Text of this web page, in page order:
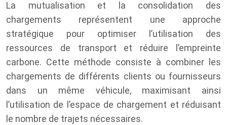
La mutualisation et la consolidation des
chargements représentent une approche
stratégique pour optimiser l’utilisation des
ressources de transport et réduire l’empreinte
carbone. Cette méthode consiste à combiner les
chargements de différents clients ou fournisseurs
dans un même véhicule, maximisant ainsi
l’utilisation de l’espace de chargement et réduisant
le nombre de trajets nécessaires.